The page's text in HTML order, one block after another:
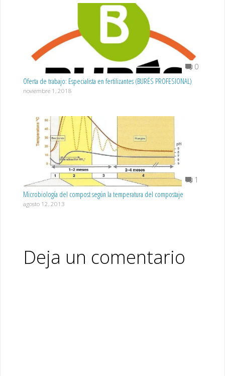
0
Oferta de trabajo: Especialista en fertilizantes (BURÉS PROFESIONAL)
noviembre 1, 2018
1
Microbiología del compost según la temperatura del compostaje
agosto 12, 2013
Deja un comentario